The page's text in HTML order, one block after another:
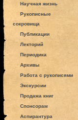
Научная жизнь
Рукописные
сокровища
Публикации
Лекторий
Периодика
Архивы
Работа с рукописями
Экскурсии
Продажа книг
Спонсорам
Аспирантура